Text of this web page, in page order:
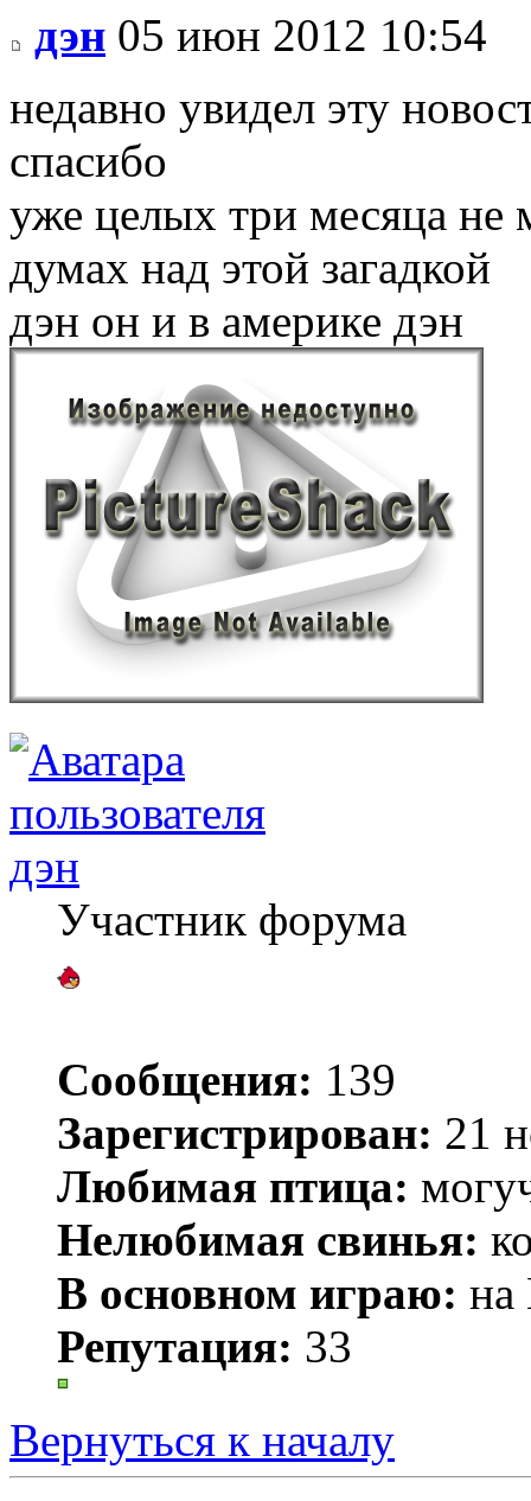
дэн 05 июн 2012 10:54
недавно увидел эту
спасибо
уже целых три месяца не
думах над этой загадкой
дэн он и в америке дэн
дэн
Участник форума
Сообщения: 139
Зарегистрирован: 21
Любимая птица:
Нелюбимая свинья:
В основном играю: на
Репутация: 33
Вернуться к началу